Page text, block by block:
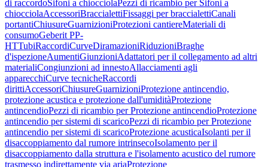
di raccordoSifoni a chiocciolaPezzi di ricambio per Sifoni a
chiocciolaAccessoriBraccialettiFissaggi per braccialettiCanali
portantiChiusureGuarnizioniProtezioni cantiereMateriali di
consumoGeberit PP-
HTTubiRaccordiCurveDiramazioniRiduzioniBraghe
d'ispezioneAumentiGiunzioniAdattatori per il collegamento ad altri
materialiCongiunzioni ad innestoAllacciamenti agli
apparecchiCurve tecnicheRaccordi
dirittiAccessoriChiusureGuarnizioniProtezione antincendio,
protezione acustica e protezione dall'umiditàProtezione
antincendioPezzi di ricambio per Protezione antincendioProtezione
antincendio per sistemi di scaricoPezzi di ricambio per Protezione
antincendio per sistemi di scaricoProtezione acusticaIsolanti per il
disaccoppiamento dal rumore intrinsecoIsolamento per il
disaccoppiamento dalla struttura e l'isolamento acustico del rumore
trasmesso indirettamente via ariaProtezione